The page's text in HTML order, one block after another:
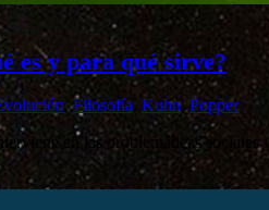
es y para qué sirve?
,Filosofía Kuhn Popper
en las problemáticas